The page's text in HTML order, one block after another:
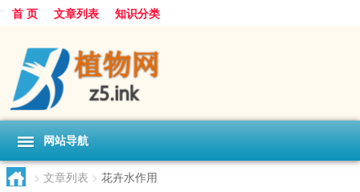
首 页 文章列表 知识分类
网站导航
> 文章列表 > 花卉水作用